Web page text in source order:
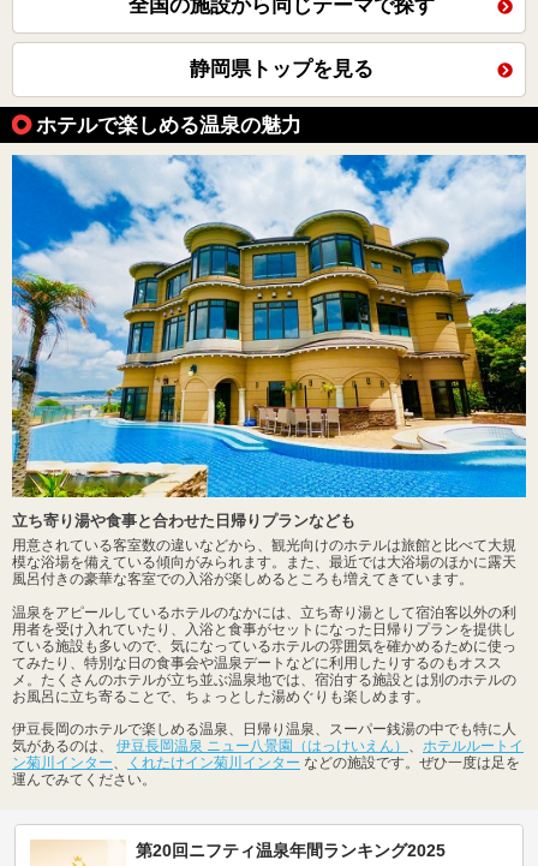
全国の施設から同じテーマで探す
静岡県トップを見る
ホテルで楽しめる温泉の魅力
立ち寄り湯や食事と合わせた日帰りプランなども
用意されている客室数の違いなどから、観光向けのホテルは旅館と比べて大規
模な浴場を備えている傾向がみられます。また、最近では大浴場のほかに露天
風呂付きの豪華な客室での入浴が楽しめるところも増えてきています。
温泉をアピールしているホテルのなかには、立ち寄り湯として宿泊客以外の利
用者を受け入れていたり、入浴と食事がセットになった日帰りプランを提供し
ている施設も多いので、気になっているホテルの雰囲気を確かめるために使っ
てみたり、特別な日の食事会や温泉デートなどに利用したりするのもオスス
メ。たくさんのホテルが立ち並ぶ温泉地では、宿泊する施設とは別のホテルの
お風呂に立ち寄ることで、ちょっとした湯めぐりも楽しめます。
伊豆長岡のホテルで楽しめる温泉、日帰り温泉、スーパー銭湯の中でも特に人
気があるのは、 伊豆長岡温泉 ニュー八景園（はっけいえん） 、 ホテルルートイ
ン菊川インター、 くれたけイン菊川インター などの施設です。ぜひ一度は足を
運んでみてください。
第20回ニフティ温泉年間ランキング2025